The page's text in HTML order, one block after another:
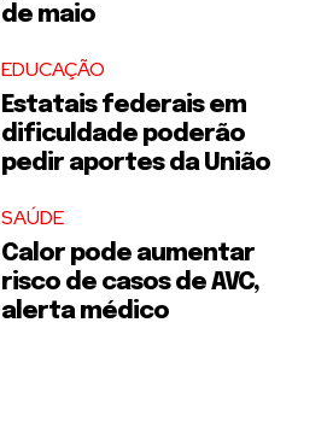
de maio
EDUCAÇÃO
Estatais federais em
dificuldade poderão
pedir aportes da União
SAÚDE
Calor pode aumentar
risco de casos de AVC,
alerta médico